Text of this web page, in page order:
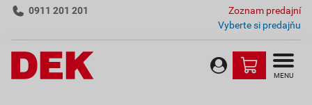
0911 201 201
Zoznam predajní
Vyberte si predajňu
MENU